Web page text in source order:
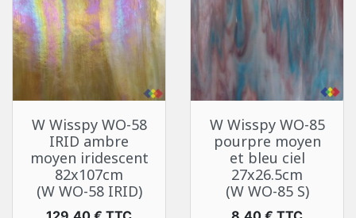
W Wisspy WO-58
IRID ambre
moyen iridescent
82x107cm
(W WO-58 IRID)
Prix
W Wisspy WO-85
pourpre moyen
et bleu ciel
27x26.5cm
(W WO-85 S)
Prix